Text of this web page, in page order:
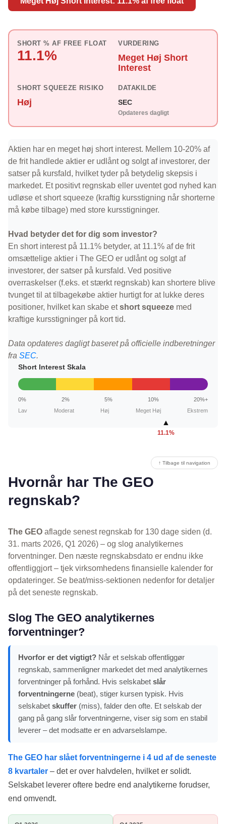
SHORT % AF FREE FLOAT
11.1%
VURDERING
Meget Høj Short
Interest
SHORT SQUEEZE RISIKO
Høj
DATAKILDE
SEC
Opdateres dagligt
Aktien har en meget høj short interest. Mellem 10-20% af
de frit handlede aktier er udlånt og solgt af investorer, der
satser på kursfald, hvilket tyder på betydelig skepsis i
markedet. Et positivt regnskab eller uventet god nyhed kan
udløse et short squeeze (kraftig kursstigning når shorterne
må købe tilbage) med store kursstigninger.
Hvad betyder det for dig som investor?
En short interest på 11.1% betyder, at 11.1% af de frit
omsættelige aktier i The GEO er udlånt og solgt af
investorer, der satser på kursfald. Ved positive
overraskelser (f.eks. et stærkt regnskab) kan shortere blive
tvunget til at tilbagekøbe aktier hurtigt for at lukke deres
positioner, hvilket kan skabe etshort squeeze med
kraftige kursstigninger på kort tid.
Data opdateres dagligt baseret på officielle indberetninger
fra SEC.
Short Interest Skala
0% 2% 5% 10%
20%+
Lav
Moderat Høj Meget Høj Ekstrem
▲
11.1%
↑ Tilbage til navigation
Hvornår har The GEO
regnskab?
The GEO aflagde senest regnskab for 130 dage siden (d.
31. marts 2026, Q1 2026) – og slog analytikernes
forventninger. Den næste regnskabsdato er endnu ikke
offentliggjort – tjek virksomhedens finansielle kalender for
opdateringer. Se beat/miss-sektionen nedenfor for detaljer
på det seneste regnskab.
Slog The GEO analytikernes
forventninger?
Hvorfor er det vigtigt? Når et selskab offentliggør
regnskab, sammenligner markedet det med analytikernes
forventninger på forhånd. Hvis selskabet slår
forventningerne (beat), stiger kursen typisk. Hvis
selskabet skuffer (miss), falder den ofte. Et selskab der
gang på gang slår forventningerne, viser sig som en stabil
leverer – det modsatte er en advarselslampe.
The GEO har slået forventningerne i 4 ud af de seneste
8 kvartaler – det er over halvdelen, hvilket er solidt.
Selskabet leverer oftere bedre end analytikerne forudser,
end omvendt.